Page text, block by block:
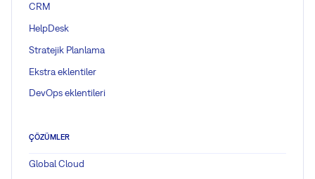
CRM
HelpDesk
Stratejik Planlama
Ekstra eklentiler
DevOps eklentileri
ÇÖZÜMLER
Global Cloud